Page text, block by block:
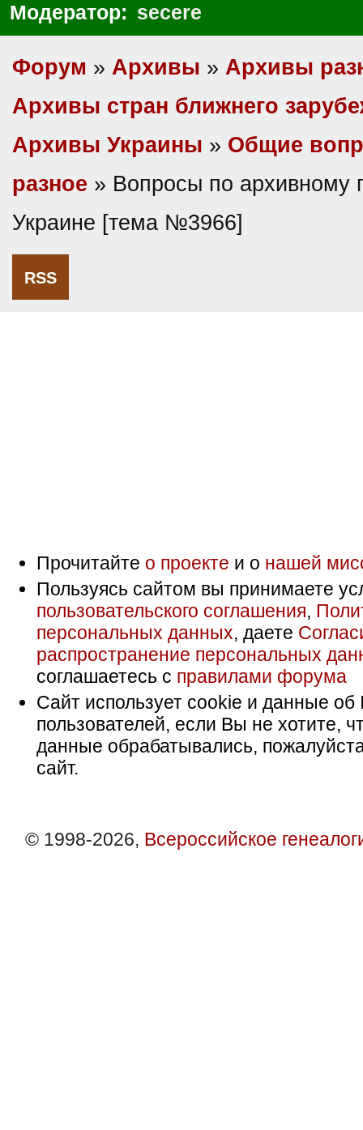
Модератор: secere
Форум » Архивы » Архивы
Архивы стран ближнего
Архивы Украины » Общие
разное » Вопросы по архивному
Украине [тема №3966]
RSS
Прочитайте о проекте и о нашей
Пользуясь сайтом вы принимаете
пользовательского соглашения,
персональных данных, даете
распространение персональных
соглашаетесь с правилами форума
Сайт использует cookie и данные об
пользователей, если Вы не хотите,
данные обрабатывались,
сайт.
© 1998-2026, Всероссийское